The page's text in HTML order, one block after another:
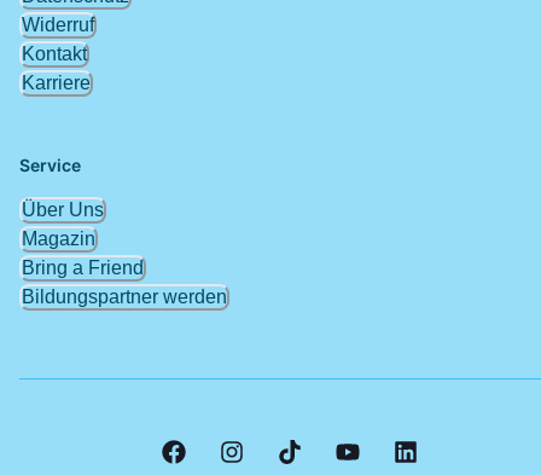
Widerruf
Kontakt
Karriere
Service
Über Uns
Magazin
Bring a Friend
Bildungspartner werden